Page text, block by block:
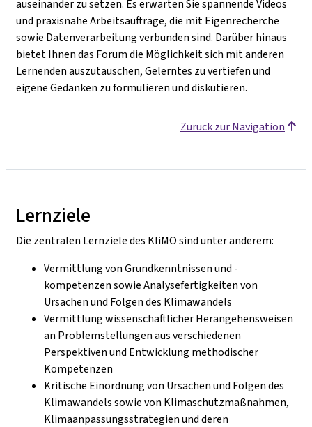
auseinander zu setzen. Es erwarten Sie spannende Videos
und praxisnahe Arbeitsaufträge, die mit Eigenrecherche
sowie Datenverarbeitung verbunden sind. Darüber hinaus
bietet Ihnen das Forum die Möglichkeit sich mit anderen
Lernenden auszutauschen, Gelerntes zu vertiefen und
eigene Gedanken zu formulieren und diskutieren.
Zurück zur Navigation
Lernziele
Die zentralen Lernziele des KliMO sind unter anderem:
Vermittlung von Grundkenntnissen und -
kompetenzen sowie Analysefertigkeiten von
Ursachen und Folgen des Klimawandels
Vermittlung wissenschaftlicher Herangehensweisen
an Problemstellungen aus verschiedenen
Perspektiven und Entwicklung methodischer
Kompetenzen
Kritische Einordnung von Ursachen und Folgen des
Klimawandels sowie von Klimaschutzmaßnahmen,
Klimaanpassungsstrategien und deren